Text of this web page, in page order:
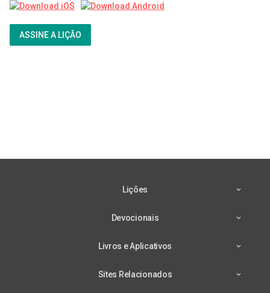
ASSINE A LIÇÃO
Lições
Devocionais
Livros e Aplicativos
Sites Relacionados